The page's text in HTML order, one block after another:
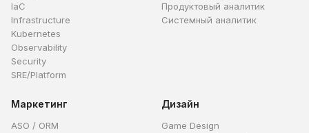
IaC
Infrastructure
Kubernetes
Observability
Security
SRE/Platform
Продуктовый аналитик
Системный аналитик
Маркетинг
ASO / ORM
Дизайн
Game Design